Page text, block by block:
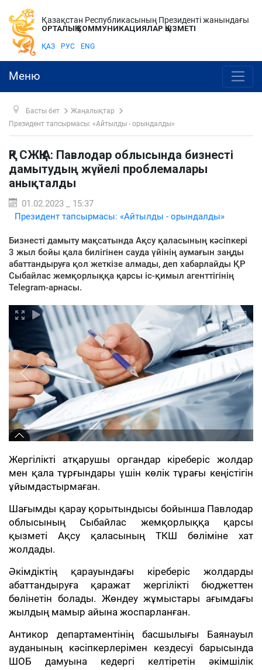
Қазақстан Республикасының Президенті жанындағы
ОРТАЛЫҚ КОММУНИКАЦИЯЛАР ҚЫЗМЕТІ
ҚАЗ РУС ENG
Меню
Басты бет
Жаңалықтар
Президент тапсырмасы: «Айтылды - орындалды»
ҚР СЖҚІА: Павлодар облысында бизнесті
дамытудың жүйелі проблемалары
анықталды
01.02.2023 _ 15:37
Президент тапсырмасы: «Айтылды - орындалды»
Бизнесті дамыту мақсатында Ақсу қаласының кәсіпкері
3 жыл бойы қала билігінен сауда үйінің аумағын заңды
абаттандыруға қол жеткізе алмады, деп хабарлайды ҚР
Сыбайлас жемқорлыққа қарсы іс-қимыл агенттігінің
Telegram-арнасы.
Жергілікті атқарушы органдар кіреберіс жолдар
мен қала тұрғындары үшін көлік тұрағы кеңістігін
ұйымдастырмаған.
Шағымды қарау қорытындысы бойынша Павлодар
облысының Сыбайлас жемқорлыққа қарсы
қызметі Ақсу қаласының ТКШ бөліміне хат
жолдады.
Әкімдіктің қарауындағы кіреберіс жолдарды
абаттандыруға қаражат жергілікті бюджеттен
бөлінетін болады. Жөндеу жұмыстары ағымдағы
жылдың мамыр айына жоспарланған.
Антикор департаментінің басшылығы Баянауыл
ауданының кәсіпкерлерімен кездесуі барысында
ШОБ дамуына кедергі келтіретін әкімшілік